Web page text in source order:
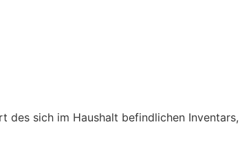
des sich im Haushalt befindlichen Inventars,